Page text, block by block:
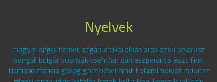
Nyelvek
magyar angol német afgán afrikai albán arab azeri belorusz
bengáli bolgár bosnyák cseh dari dán eszperantó észt finn
flamand francia görög grúz héber hindi holland horvát indonéz